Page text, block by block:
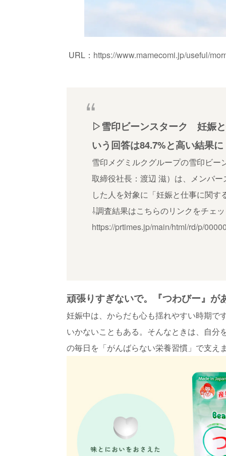
URL： https://www.mamecomi.jp/useful/
▷雪印ビーンスターク 妊娠と
いう回答は84.7%と高い結果に
雪印メグミルクグループの雪印ビ
取締役社長：渡辺 滋）は、メンバ
した人を対象に「妊娠と仕事に関
⇩調査結果はこちらのリンクをチェ
https://prtimes.jp/main/html/rd/p/
頑張りすぎないで。『つわびー』が
妊娠中は、からだも心も揺れやすい時期で
いかないこともある。そんなときは、自分
の毎日を「がんばらない栄養習慣」で支え